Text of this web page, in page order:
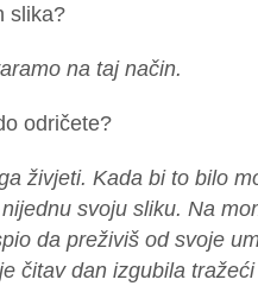
slika?
na taj način.
odričete?
živjeti. Kada bi to bilo
svoju sliku. Na
da preživiš od svoje
čitav dan izgubila